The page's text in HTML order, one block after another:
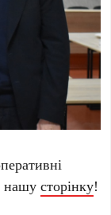
нашусторінку!